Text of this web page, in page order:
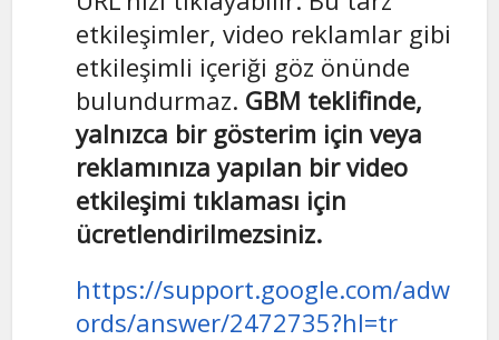
etkileşimler, video reklamlar gibi
etkileşimli içeriği göz önünde
bulundurmaz. GBM teklifinde,
yalnızca bir gösterim için veya
reklamınıza yapılan bir video
etkileşimi tıklaması için
ücretlendirilmezsiniz.
https://support.google.com/adw
ords/answer/2472735?hl=tr